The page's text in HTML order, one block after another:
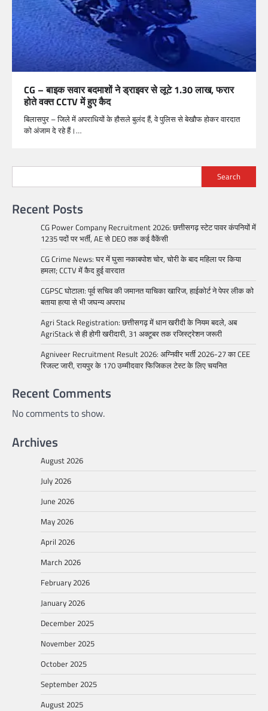
CG – बाइक सवार बदमाशों ने ड्राइवर से लूटे 1.30 लाख, फरार
होते वक्त CCTV में हुए कैद
बिलासपुर – जिले में अपराधियों के हौसले बुलंद हैं, वे पुलिस से बेखौफ होकर वारदात
को अंजाम दे रहे हैं।…
Search
Recent Posts
CG Power Company Recruitment 2026: छत्तीसगढ़ स्टेट पावर कंपनियों में
1235 पदों पर भर्ती, AE से DEO तक कई वैकेंसी
CG Crime News: घर में घुसा नकाबपोश चोर, चोरी के बाद महिला पर किया
हमला; CCTV में कैद हुई वारदात
CGPSC घोटाला: पूर्व सचिव की जमानत याचिका खारिज, हाईकोर्ट ने पेपर लीक को
बताया हत्या से भी जघन्य अपराध
Agri Stack Registration: छत्तीसगढ़ में धान खरीदी के नियम बदले, अब
AgriStack से ही होगी खरीदारी, 31 अक्टूबर तक रजिस्ट्रेशन जरूरी
Agniveer Recruitment Result 2026: अग्निवीर भर्ती 2026-27 का CEE
रिजल्ट जारी, रायपुर के 170 उम्मीदवार फिजिकल टेस्ट के लिए चयनित
Recent Comments
No comments to show.
Archives
August 2026
July 2026
June 2026
May 2026
April 2026
March 2026
February 2026
January 2026
December 2025
November 2025
October 2025
September 2025
August 2025